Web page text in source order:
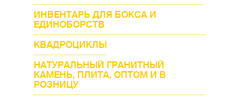
ИНВЕНТАРЬ ДЛЯ БОКСА И
ЕДИНОБОРСТВ
КВАДРОЦИКЛЫ
НАТУРАЛЬНЫЙ ГРАНИТНЫЙ
КАМЕНЬ, ПЛИТА, ОПТОМ И В
РОЗНИЦУ